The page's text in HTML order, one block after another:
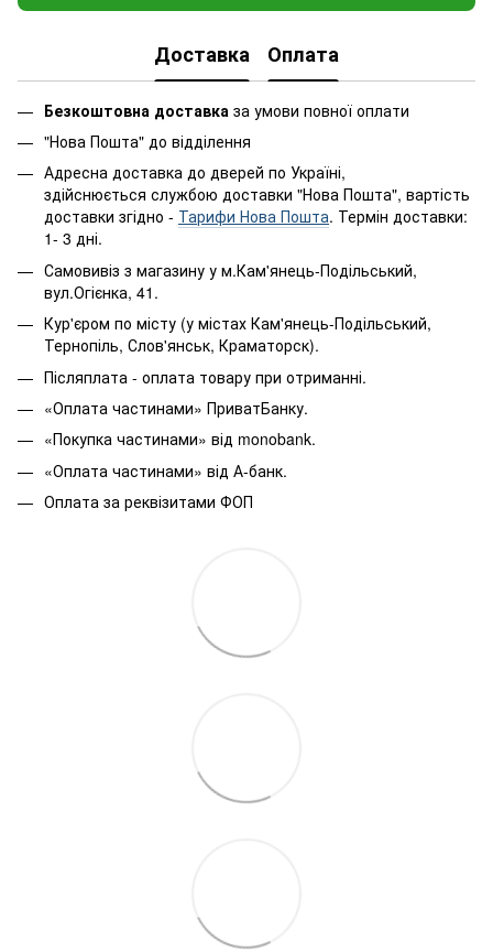
Доставка Оплата
Безкоштовна доставка за умови повної оплати
"Нова Пошта" до відділення
Адресна доставка до дверей по Україні,
здійснюється службою доставки "Нова Пошта", вартість
доставки згідно - Тарифи Нова Пошта. Термін доставки:
1- 3 дні.
Самовивіз з магазину у м.Кам'янець-Подільський,
вул.Огієнка, 41.
Кур'єром по місту (у містах Кам'янець-Подільський,
Тернопіль, Слов'янськ, Краматорск).
Післяплата - оплата товару при отриманні.
«Оплата частинами» ПриватБанку.
«Покупка частинами» від monobank.
«Оплата частинами» від А-банк.
Оплата за реквізитами ФОП